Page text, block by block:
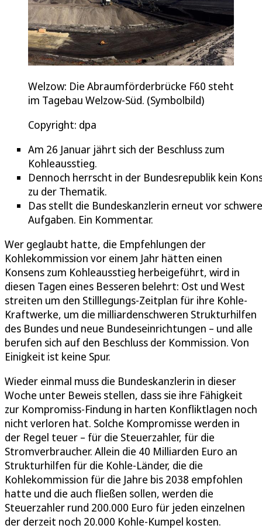
Welzow: Die Abraumförderbrücke F60 steht
im Tagebau Welzow-Süd. (Symbolbild)
Copyright: dpa
Am 26 Januar jährt sich der Beschluss zum
Kohleausstieg.
Dennoch herrscht in der Bundesrepublik kein
zu der Thematik.
Das stellt die Bundeskanzlerin erneut vor schwere
Aufgaben. Ein Kommentar.
Wer geglaubt hatte, die Empfehlungen der
Kohlekommission vor einem Jahr hätten einen
Konsens zum Kohleausstieg herbeigeführt, wird in
diesen Tagen eines Besseren belehrt: Ost und West
streiten um den Stilllegungs-Zeitplan für ihre Kohle-
Kraftwerke, um die milliardenschweren Strukturhilfen
des Bundes und neue Bundeseinrichtungen – und alle
berufen sich auf den Beschluss der Kommission. Von
Einigkeit ist keine Spur.
Wieder einmal muss die Bundeskanzlerin in dieser
Woche unter Beweis stellen, dass sie ihre Fähigkeit
zur Kompromiss-Findung in harten Konfliktlagen noch
nicht verloren hat. Solche Kompromisse werden in
der Regel teuer – für die Steuerzahler, für die
Stromverbraucher. Allein die 40 Milliarden Euro an
Strukturhilfen für die Kohle-Länder, die die
Kohlekommission für die Jahre bis 2038 empfohlen
hatte und die auch fließen sollen, werden die
Steuerzahler rund 200.000 Euro für jeden einzelnen
der derzeit noch 20.000 Kohle-Kumpel kosten.